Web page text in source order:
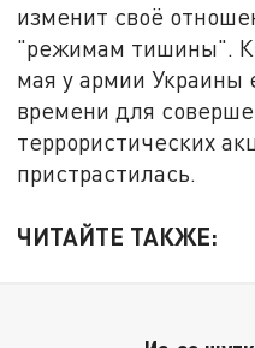
изменит своё
"режимам тишины". К
мая у армии Украины
времени для
террористических
пристрастилась.
ЧИТАЙТЕ ТАКЖЕ: